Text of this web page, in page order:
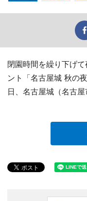
閉園時間を繰り下げ
ント「名古屋城 秋の
日、名古屋城（名古屋